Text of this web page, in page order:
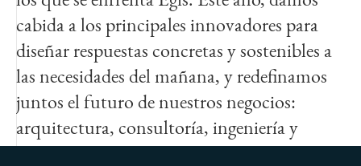
cabida a los principales innovadores para
diseñar respuestas concretas y sostenibles a
las necesidades del mañana, y redefinamos
juntos el futuro de nuestros negocios:
arquitectura, consultoría, ingeniería y
operaciones.